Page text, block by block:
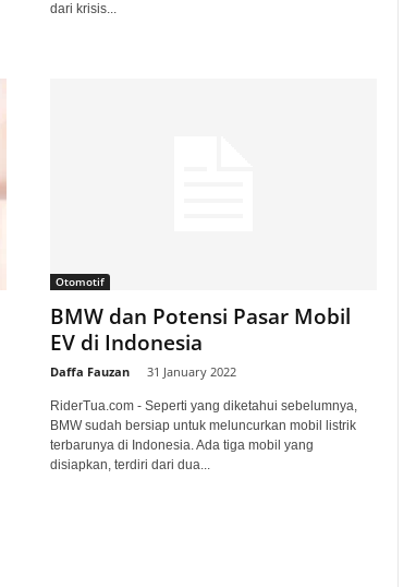
dari krisis...
Otomotif
BMW dan Potensi Pasar Mobil
EV di Indonesia
Daffa Fauzan 31 January 2022
RiderTua.com - Seperti yang diketahui sebelumnya,
BMW sudah bersiap untuk meluncurkan mobil listrik
terbarunya di Indonesia. Ada tiga mobil yang
disiapkan, terdiri dari dua...